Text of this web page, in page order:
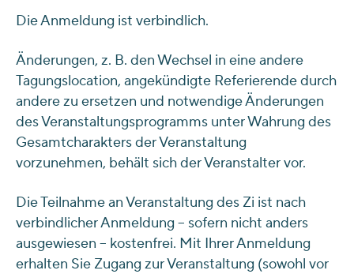
Die Anmeldung ist verbindlich.
Änderungen, z. B. den Wechsel in eine andere
Tagungslocation, angekündigte Referierende durch
andere zu ersetzen und notwendige Änderungen
des Veranstaltungsprogramms unter Wahrung des
Gesamtcharakters der Veranstaltung
vorzunehmen, behält sich der Veranstalter vor.
Die Teilnahme an Veranstaltung des Zi ist nach
verbindlicher Anmeldung – sofern nicht anders
ausgewiesen – kostenfrei. Mit Ihrer Anmeldung
erhalten Sie Zugang zur Veranstaltung (sowohl vor